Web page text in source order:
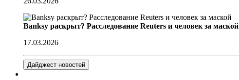
Banksy раскрыт? Расследование Reuters и человек за маской
17.03.2026
Дайджест новостей